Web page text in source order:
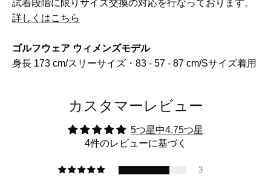
試着段階に限りサイズ交換の対応を行なっております。
詳しくはこちら
ゴルフウェア ウィメンズモデル
身長 173 cm/スリーサイズ・83 - 57 - 87 cm/Sサイズ着用
カスタマーレビュー
5つ星中4.75つ星
4件のレビューに基づく
3